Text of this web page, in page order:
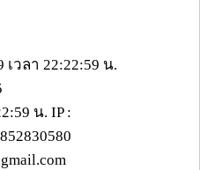
เวลา 22:22:59 น.
น. IP :